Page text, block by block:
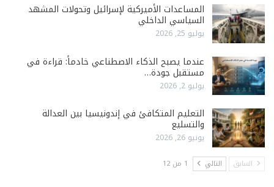
المساعدات الأميركية لإسرائيل وتحولات المشهد
السياسي الداخلي
يوليو 25, 2026
عندما يصبح الذكاء الاصطناعي خادماً: قراءة في
مستقبل جودة…
يوليو 2, 2026
التعليم المتكافئ في إندونيسيا بين العدالة
والتسليع
يونيو 26, 2026
السابق التالي 1 من 12